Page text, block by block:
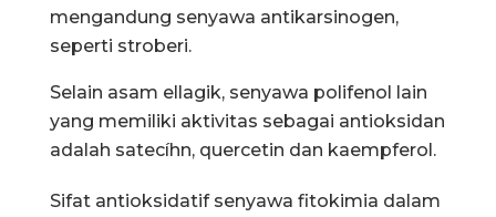
mengandung senyawa antikarsinogen,
seperti stroberi.
Selain asam ellagik, senyawa polifenol lain
yang memiliki aktivitas sebagai antioksidan
adalah satecíhn, quercetin dan kaempferol.
Sifat antioksidatif senyawa fitokimia dalam